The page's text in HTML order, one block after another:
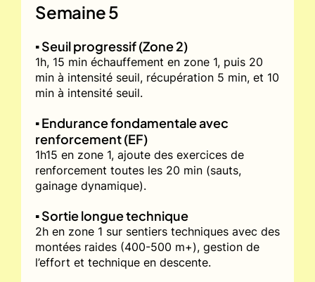
Semaine 5
▪️ Seuil progressif (Zone 2)
1h, 15 min échauffement en zone 1, puis 20
min à intensité seuil, récupération 5 min, et 10
min à intensité seuil.
▪️ Endurance fondamentale avec
renforcement (EF)
1h15 en zone 1, ajoute des exercices de
renforcement toutes les 20 min (sauts,
gainage dynamique).
▪️ Sortie longue technique
2h en zone 1 sur sentiers techniques avec des
montées raides (400-500 m+), gestion de
l’effort et technique en descente.